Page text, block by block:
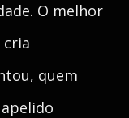
O melhor
cria
quem